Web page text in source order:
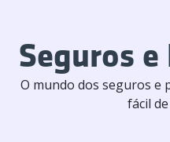
Seguros
O mundo dos seguros e
fácil